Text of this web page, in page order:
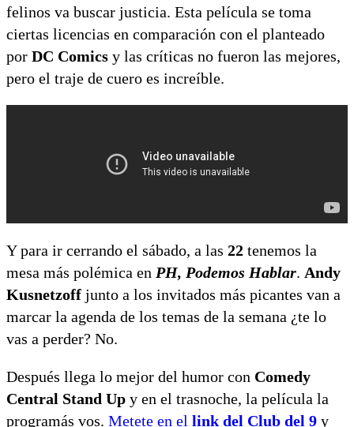
felinos va buscar justicia. Esta película se toma
ciertas licencias en comparación con el planteado
por DC Comics y las críticas no fueron las mejores,
pero el traje de cuero es increíble.
Y para ir cerrando el sábado, a las 22 tenemos la
mesa más polémica en PH, Podemos Hablar. Andy
Kusnetzoff junto a los invitados más picantes van a
marcar la agenda de los temas de la semana ¿te lo
vas a perder? No.
Después llega lo mejor del humor con Comedy
Central Stand Up y en el trasnoche, la película la
programás vos. Metete en el link del Club del 9 y